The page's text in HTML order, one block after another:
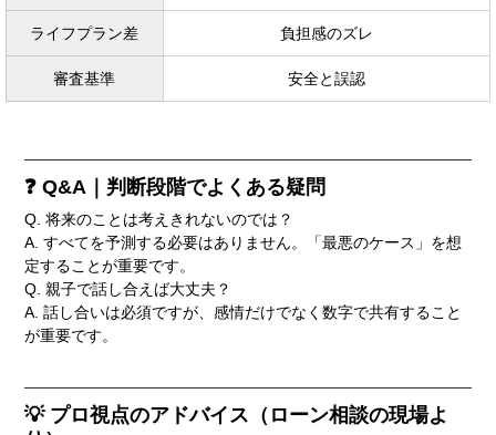
ライフプラン差 負担感のズレ
審査基準 安全と誤認
❓ Q&A｜判断段階でよくある疑問
Q. 将来のことは考えきれないのでは？
A. すべてを予測する必要はありません。「最悪のケース」を想
定することが重要です。
Q. 親子で話し合えば大丈夫？
A. 話し合いは必須ですが、感情だけでなく数字で共有すること
が重要です。
💡 プロ視点のアドバイス（ローン相談の現場よ